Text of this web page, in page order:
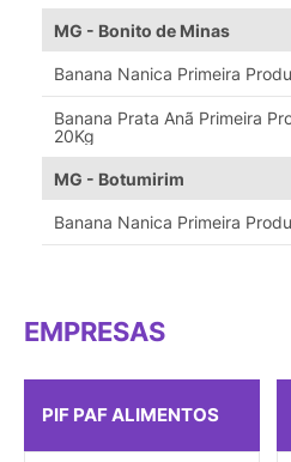
MG - Bonito de Minas
Banana Nanica Primeira
Banana Prata Anã Primeira
20Kg
MG - Botumirim
Banana Nanica Primeira
EMPRESAS
PIF PAF ALIMENTOS